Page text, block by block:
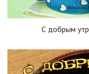
С добрым